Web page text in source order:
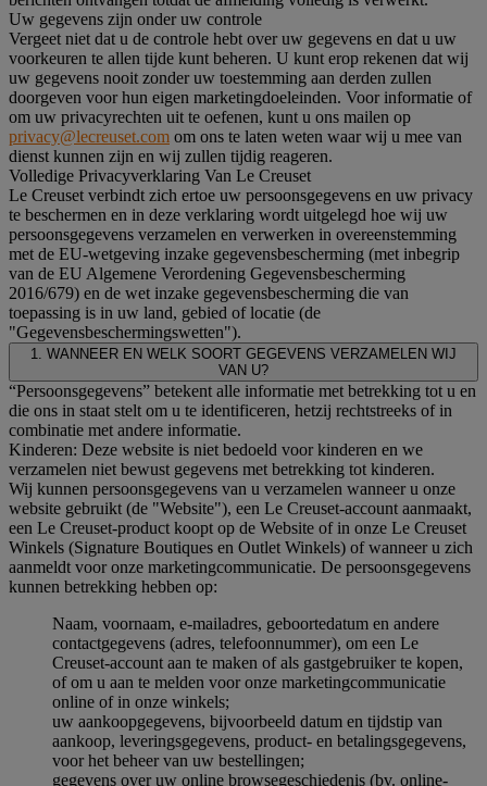
Uw gegevens zijn onder uw controle
Vergeet niet dat u de controle hebt over uw gegevens en dat u uw
voorkeuren te allen tijde kunt beheren. U kunt erop rekenen dat wij
uw gegevens nooit zonder uw toestemming aan derden zullen
doorgeven voor hun eigen marketingdoeleinden. Voor informatie of
om uw privacyrechten uit te oefenen, kunt u ons mailen op
privacy@lecreuset.com om ons te laten weten waar wij u mee van
dienst kunnen zijn en wij zullen tijdig reageren.
Volledige Privacyverklaring Van Le Creuset
Le Creuset verbindt zich ertoe uw persoonsgegevens en uw privacy
te beschermen en in deze verklaring wordt uitgelegd hoe wij uw
persoonsgegevens verzamelen en verwerken in overeenstemming
met de EU-wetgeving inzake gegevensbescherming (met inbegrip
van de EU Algemene Verordening Gegevensbescherming
2016/679) en de wet inzake gegevensbescherming die van
toepassing is in uw land, gebied of locatie (de
"Gegevensbeschermingswetten").
1. WANNEER EN WELK SOORT GEGEVENS VERZAMELEN WIJ
VAN U?
“Persoonsgegevens” betekent alle informatie met betrekking tot u en
die ons in staat stelt om u te identificeren, hetzij rechtstreeks of in
combinatie met andere informatie.
Kinderen: Deze website is niet bedoeld voor kinderen en we
verzamelen niet bewust gegevens met betrekking tot kinderen.
Wij kunnen persoonsgegevens van u verzamelen wanneer u onze
website gebruikt (de "Website"), een Le Creuset-account aanmaakt,
een Le Creuset-product koopt op de Website of in onze Le Creuset
Winkels (Signature Boutiques en Outlet Winkels) of wanneer u zich
aanmeldt voor onze marketingcommunicatie. De persoonsgegevens
kunnen betrekking hebben op:
Naam, voornaam, e-mailadres, geboortedatum en andere
contactgegevens (adres, telefoonnummer), om een Le
Creuset-account aan te maken of als gastgebruiker te kopen,
of om u aan te melden voor onze marketingcommunicatie
online of in onze winkels;
uw aankoopgegevens, bijvoorbeeld datum en tijdstip van
aankoop, leveringsgegevens, product- en betalingsgegevens,
voor het beheer van uw bestellingen;
gegevens over uw online browsegeschiedenis (bv. online-